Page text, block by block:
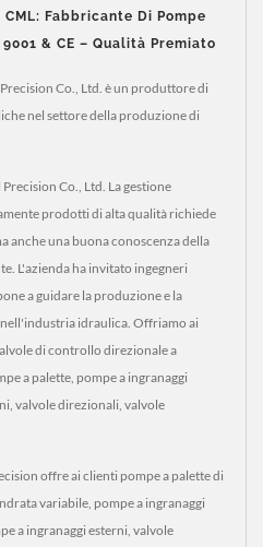
CML: Fabbricante Di Pompe
& CE – Qualità Premiato
Co., Ltd. è un produttore di
nel settore della produzione di
Co., Ltd. La gestione
prodotti di alta qualità richiede
anche una buona conoscenza della
L'azienda ha invitato ingegneri
a guidare la produzione e la
idraulica. Offriamo ai
di controllo direzionale a
a palette, pompe a ingranaggi
valvole direzionali, valvole
offre ai clienti pompe a palette di
variabile, pompe a ingranaggi
a ingranaggi esterni, valvole